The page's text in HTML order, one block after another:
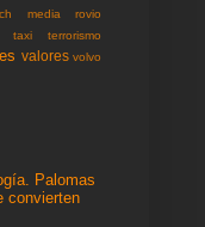
media rovio
taxi terrorismo
valores volvo
Palomas
convierten